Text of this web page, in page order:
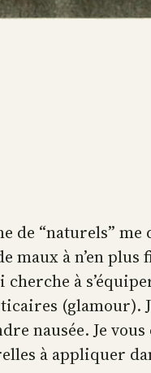
de “naturels”
maux à n’en
à
(glamour).
nausée. Je
à appliquer